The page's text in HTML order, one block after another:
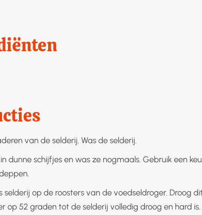
van de selderij. Was de selderij.
dunne schijfjes en was ze nogmaals. Gebruik een
selderij op de roosters van de voedseldroger. Droog
op 52 graden tot de selderij volledig droog en hard is.